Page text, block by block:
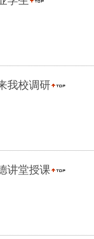
我校调研
讲堂授课